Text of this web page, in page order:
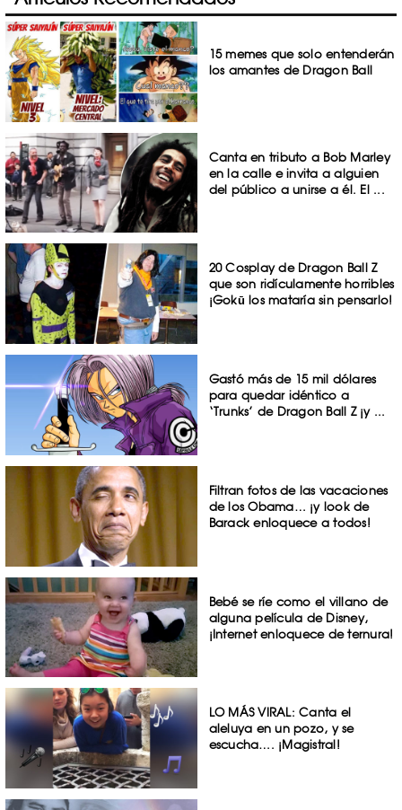
15 memes que solo entenderán
los amantes de Dragon Ball
Canta en tributo a Bob Marley
en la calle e invita a alguien
del público a unirse a él. El ...
20 Cosplay de Dragon Ball Z
que son ridículamente horribles
¡Gokū los mataría sin pensarlo!
Gastó más de 15 mil dólares
para quedar idéntico a
‘Trunks’ de Dragon Ball Z ¡y ...
Filtran fotos de las vacaciones
de los Obama… ¡y look de
Barack enloquece a todos!
Bebé se ríe como el villano de
alguna película de Disney,
¡Internet enloquece de ternura!
LO MÁS VIRAL: Canta el
aleluya en un pozo, y se
escucha…. ¡Magistral!